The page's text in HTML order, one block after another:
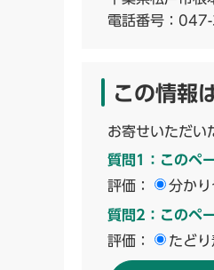
電話番号：
この情報
お寄せいただい
質問1：このペ
評価：
分かり
質問2：このペ
評価：
たど